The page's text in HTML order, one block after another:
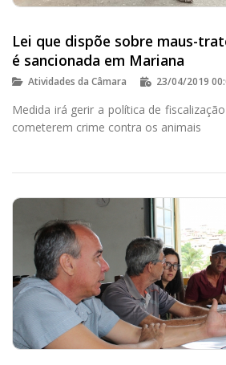
Lei que dispõe sobre maus-
é sancionada em Mariana
Atividades da Câmara 23/04/2019
Medida irá gerir a política de
cometerem crime contra os animais